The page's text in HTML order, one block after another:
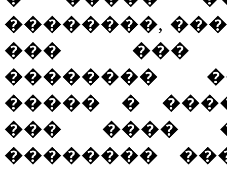
��������,
��� ���
��������
����� �
��� ����
��������